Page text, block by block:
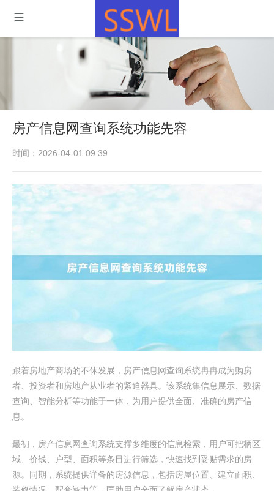
房产信息网查询系统功能先容
时间：2026-04-01 09:39
跟着房地产商场的不休发展，房产信息网查询系统冉冉成为购房
者、投资者和房地产从业者的紧迫器具。该系统集信息展示、数据
查询、智能分析等功能于一体，为用户提供全面、准确的房产信
息。
最初，房产信息网查询系统支撑多维度的信息检索，用户可把柄区
域、价钱、户型、面积等条目进行筛选，快速找到妥贴需求的房
源。同期，系统提供详备的房源信息，包括房屋位置、建立面积、